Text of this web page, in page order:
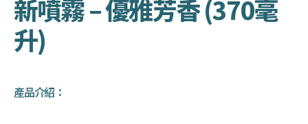
新噴霧 – 優雅芳香 (370毫
升)
產品介紹：